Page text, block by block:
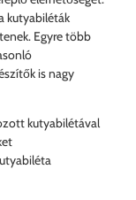
kutyabiléták
Egyre több
is nagy
kutyabilétával